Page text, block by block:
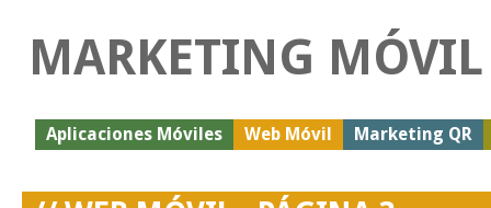
MARKETING MÓVIL
Aplicaciones Móviles Web Móvil Marketing QR